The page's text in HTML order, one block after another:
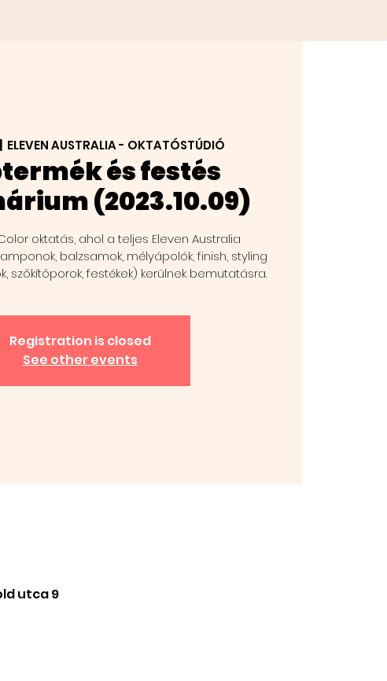
ELEVEN AUSTRALIA - OKTATÓSTÚDIÓ
és festés
(2023.10.09)
oktatás, ahol a teljes Eleven Australia
balzsamok, mélyápolók, finish, styling
szőkítőporok, festékek) kerülnek bemutatásra.
Registration is closed
See other events
utca 9